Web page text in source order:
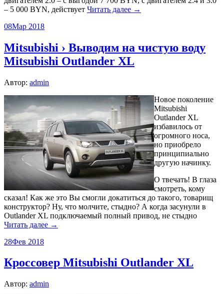
– 5 000 BYN, действует Читать далее →
08Мар 2018
Mitsubishi › Выводим на чистую воду
Mitsubishi Outlander XL
Автор: admin
Новое поколение
Mitsubishi
Outlander XL
избавилось от
огромного носа,
но приобрело
принципиально
другую начинку.
О твечать! В глаза
смотреть, кому
сказал! Как же это Вы смогли докатиться до такого, товарищ
конструктор? Ну, что молчите, стыдно? А когда засунули в
Outlander XL подключаемый полный привод, не стыдно
Читать далее →
28Фев 2018
Кроссовер Mitsubishi Outlander XL
Автор: admin